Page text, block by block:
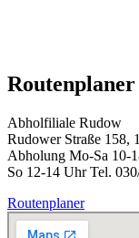
Routenplaner
Abholfiliale Rudow
Rudower Straße 158,
Abholung Mo-Sa 10-
So 12-14 Uhr Tel.
Routenplaner